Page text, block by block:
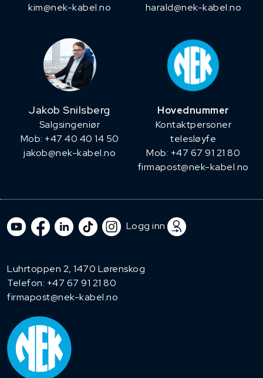
kim@nek-kabel.no
harald@nek-kabel.no
Jakob Snilsberg
​Salgsingeniør
Mob: +47 40 40 14 50
jakob@nek-kabel.no
Hovednummer
Kontaktpersoner
telesløyfe
Mob: +47 67 91 21 80
firmapost@nek-kabel.no
Logg inn
Luhrtoppen 2, 1470 Lørenskog
Telefon: +47 67 91 21 80
firmapost@nek-kabel.no